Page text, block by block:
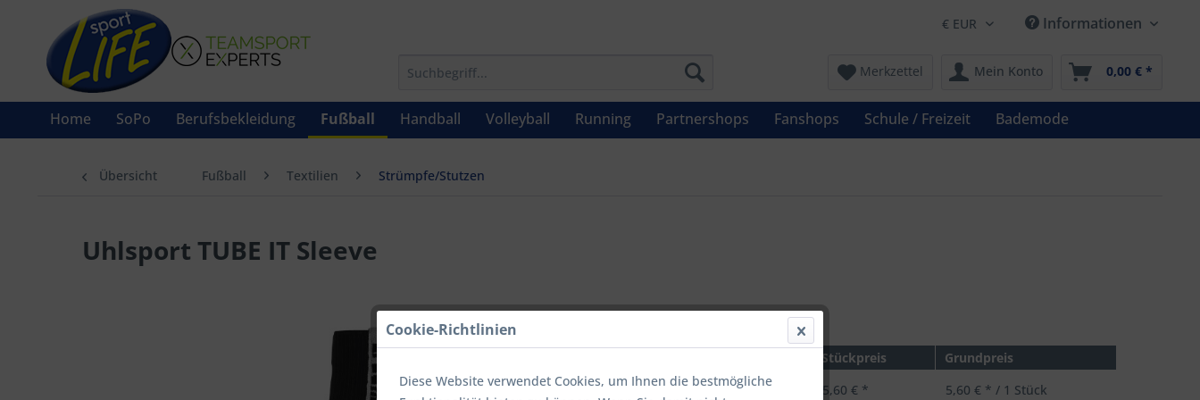
Informationen
Merkzettel Mein Konto 0,00 € *
Home SoPo Berufsbekleidung Fußball Handball Volleyball Running Partnershops Fanshops Schule / Freizeit Bademode
Übersicht Fußball Textilien Strümpfe/Stutzen
Uhlsport TUBE IT Sleeve
UVP: 7,99 € *
Stückpreis
Grundpreis
bis9 5,60 € * 5,60 € * / 1 Stück
Cookie-Richtlinien
Diese Website verwendet Cookies, um Ihnen die bestmögliche